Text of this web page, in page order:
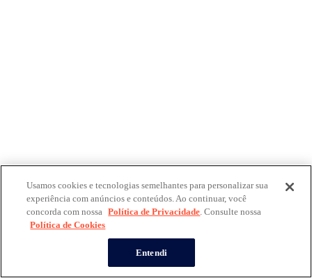
Usamos cookies e tecnologias semelhantes para personalizar sua
experiência com anúncios e conteúdos. Ao continuar, você
concorda com nossa Política de Privacidade. Consulte nossa
Política de Cookies
Entendi